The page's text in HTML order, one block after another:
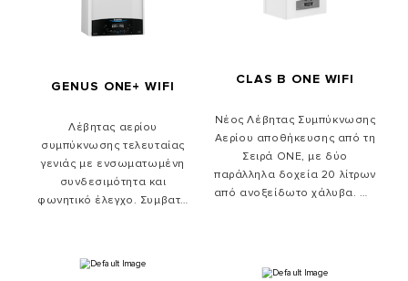
GENUS ONE+ WIFI
Λέβητας αερίου
συμπύκνωσης τελευταίας
γενιάς με ενσωματωμένη
συνδεσιμότητα και
φωνητικό έλεγχο. Συμβατό
CLAS B ONE WIFI
Νέος Λέβητας Συμπύκνωσης
Αερίου αποθήκευσης από τη
Σειρά ONE, με δύο
παράλληλα δοχεία 20 λίτρων
από ανοξείδωτο χάλυβα. Με